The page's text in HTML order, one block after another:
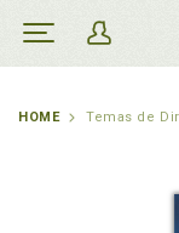
HOME Temas de